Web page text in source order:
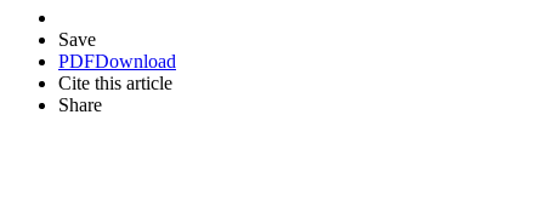
Save
PDFDownload
Cite this article
Share